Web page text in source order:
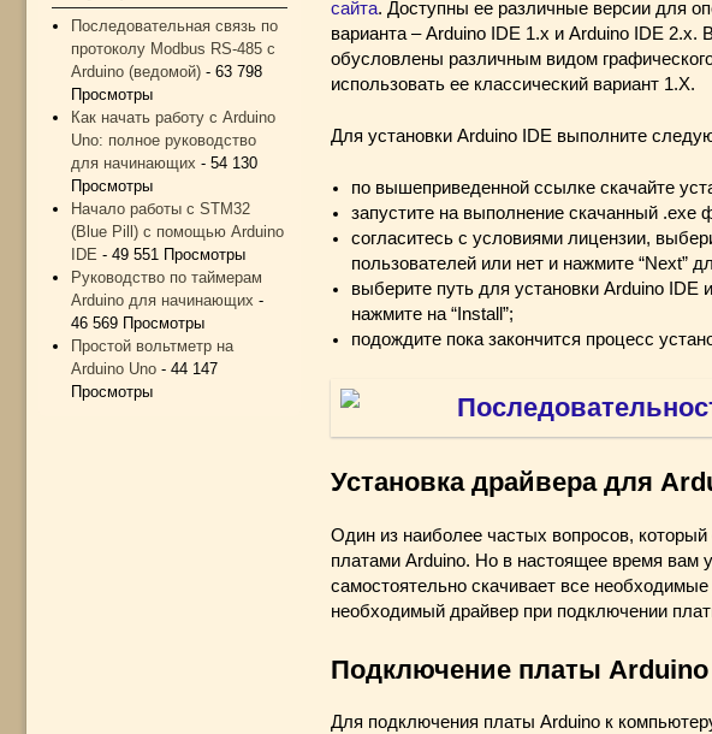
Последовательная связь по
протоколу Modbus RS-485 с
Arduino (ведомой)- 63 798
Просмотры
Как начать работу с Arduino
Uno: полное руководство
для начинающих - 54 130
Просмотры
Начало работы с STM32
(Blue Pill) с помощью Arduino
IDE - 49 551 Просмотры
Руководство по таймерам
Arduino для начинающих -
46 569 Просмотры
Простой вольтметр на
Arduino Uno- 44 147
Просмотры
сайта. Доступны ее различные версии для
варианта – Arduino IDE 1.x и Arduino IDE
обусловлены различным видом
использовать ее классический вариант 1.X.
Для установки Arduino IDE выполните
по вышеприведенной ссылке скачайте
запустите на выполнение скачанный .exe
согласитесь с условиями лицензии,
пользователей или нет и нажмите “Next”
выберите путь для установки Arduino IDE
нажмите на “Install”;
подождите пока закончится процесс
Установка драйвера для
Один из наиболее частых вопросов,
платами Arduino. Но в настоящее время вам
самостоятельно скачивает все
необходимый драйвер при подключении
Подключение платы
Для подключения платы Arduino к